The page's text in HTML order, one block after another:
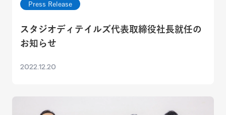
Press Release
スタジオディテイルズ代表取締役社長就任の
お知らせ
2022.12.20